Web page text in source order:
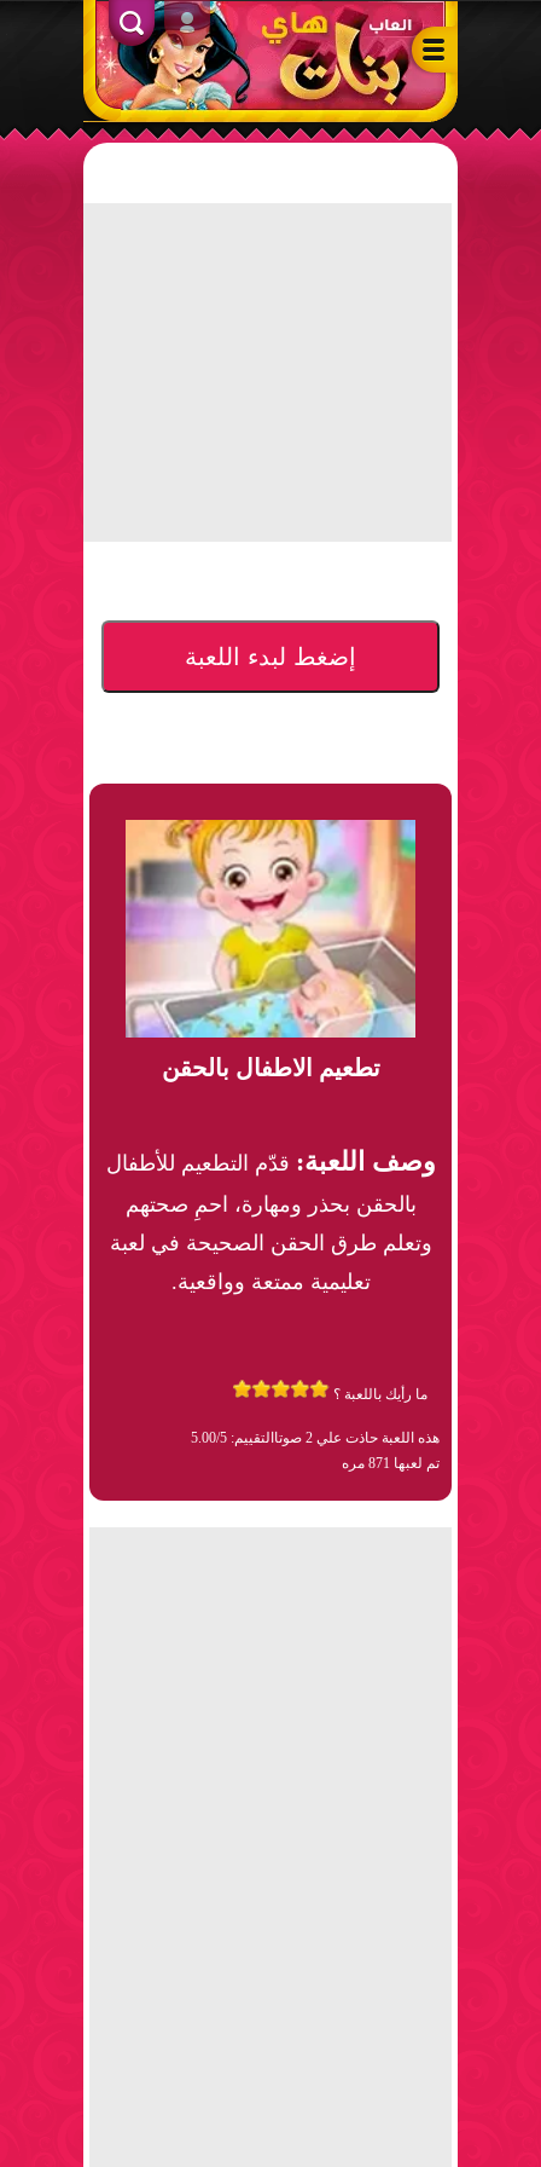
ألعاب بنات هاي – أفضل ألعاب تلبيس، مكياج، طبخ وأنشطة ممتعة
الدخول
إضغط لبدء اللعبة
تطعيم الاطفال بالحقن
وصف اللعبة: قدّم التطعيم للأطفال
بالحقن بحذر ومهارة، احمِ صحتهم
وتعلم طرق الحقن الصحيحة في لعبة
تعليمية ممتعة وواقعية.
ما رأيك باللعبة ؟
هذه اللعبة حاذت علي 2 صوتا
التقييم: 5.00/5
تم لعبها 871 مره